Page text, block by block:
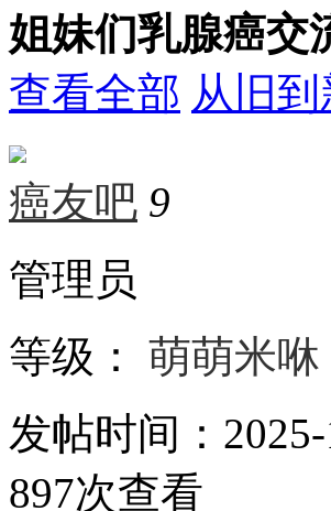
姐妹们乳腺癌交
查看全部 从旧
癌友吧 9
管理员
等级：
萌萌米咻
发帖时间：
897次查看